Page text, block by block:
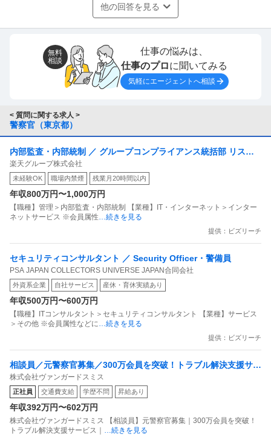
辞めると伝えた後、周りの人は辞めるまで怒らないです
なぜなら、怒るといのは育てよう！とする気持ちの現れで
もあります。
辞めるまでの期間、冷たくされるかもと不安何でしょう
職する人に冷たくしますか？しませんよね？
今は第二新卒という言葉もあります。
他の回答を見る
無料
相談
仕事の悩みは、
仕事のプロに聞いてみる
気軽にエージェントへ相談
< 質問に関する求人 >
警察官（東京都）
内部監査・内部統制 ／ グループコンプライアンス統括部 リスク
管理部 照会管理課：照会担当（RMD）
楽天グループ株式会社
未経験OK 職場内禁煙 残業月20時間以内
年収800万円〜1,000万円
【職種】管理＞内部監査・内部統制 【業種】IT・インターネット＞インター
ネットサービス ※会員属性…続きを見る
提供：ビズリーチ
セキュリティコンサルタント ／ Security Officer・警備員
PSA JAPAN COLLECTORS UNIVERSE JAPAN合同会社
外資系企業 自社サービス 産休・育休実績あり
年収500万円〜600万円
【職種】ITコンサルタント＞セキュリティコンサルタント 【業種】サービス
＞その他 ※会員属性などに…続きを見る
提供：ビズリーチ
相談員／元警察官募集／300万会員を突破！トラブル解決支援サー
ビス／土日祝休・年間休日128日
株式会社ヴァンガードスミス
正社員 交通費支給 学歴不問 昇給あり
年収392万円〜602万円
株式会社ヴァンガードスミス 【相談員】元警察官募集｜300万会員を突破！
トラブル解決支援サービス｜ …続きを見る